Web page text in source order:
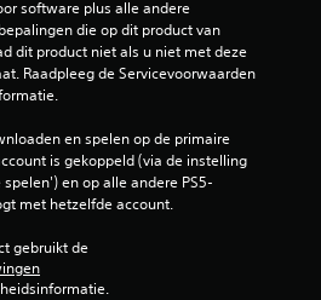
software plus alle andere
die op dit product van
dit product niet als u niet met deze
Raadpleeg de Servicevoorwaarden
en spelen op de primaire
is gekoppeld (via de instelling
en op alle andere PS5-
met hetzelfde account.
gebruikt de